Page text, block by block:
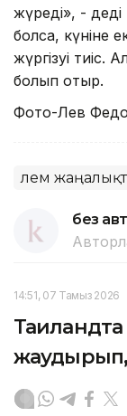
жүреді», -
болса, күніне
жүргізуі тиіс.
болып отыр.
Фото-Лев
Әлем
без
14:51, 07 Тамыз 2026
жаудырып,